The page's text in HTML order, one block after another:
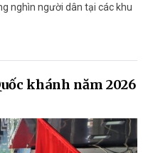
nghìn người dân tại các khu
khánh năm 2026